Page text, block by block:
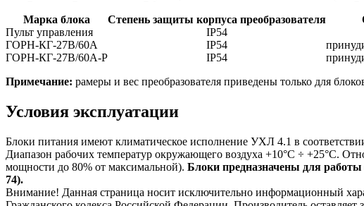
Марка блока Степень защиты корпуса преобразователя
Пульт управления
IP54
ГОРН-КГ-27В/60А
IP54
ГОРН-КГ-27В/60А-Р
IP54
Примечание: рамеры и вес преобразователя приведены только для
Условия эксплуатации
Блоки питания имеют климатическое исполнение УХЛ 4.1 в
Диапазон рабочих температур окружающего воздуха +10°С ÷ +25°С.
мощности до 80% от максимальной). Блоки предназначены для работы
74).
Внимание! Данная страница носит исключительно информационный